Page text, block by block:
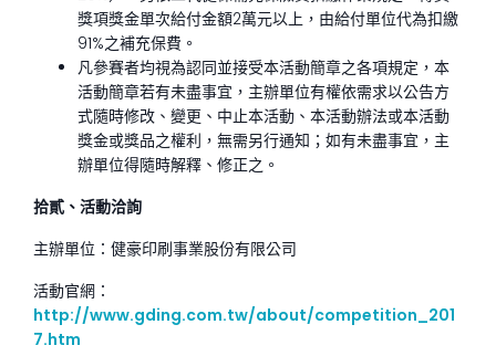
獎項獎金單次給付金額2萬元以上，由給付單位代為扣繳
91%之補充保費。
凡參賽者均視為認同並接受本活動簡章之各項規定，本
活動簡章若有未盡事宜，主辦單位有權依需求以公告方
式隨時修改、變更、中止本活動、本活動辦法或本活動
獎金或獎品之權利，無需另行通知；如有未盡事宜，主
辦單位得隨時解釋、修正之。
拾貳、活動洽詢
主辦單位：健豪印刷事業股份有限公司
活動官網：
http://www.gding.com.tw/about/competition_201
7.htm